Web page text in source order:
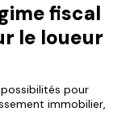
fiscal
le loueur
pour
immobilier,